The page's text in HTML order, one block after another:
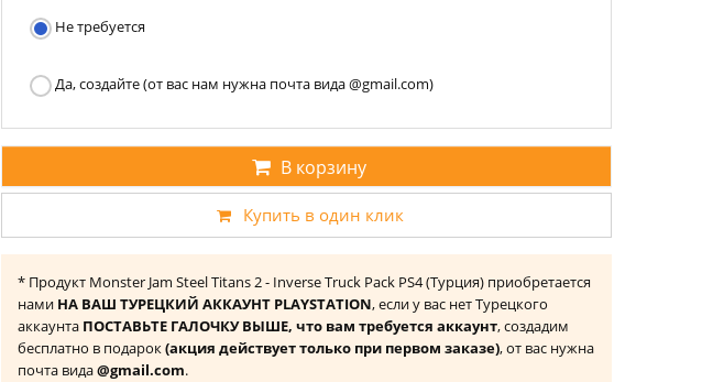
Не требуется
Да, создайте (от вас нам нужна почта вида @gmail.com)
В корзину
Купить в один клик
* Продукт Monster Jam Steel Titans 2 - Inverse Truck Pack PS4 (Турция) приобретается
нами НА ВАШ ТУРЕЦКИЙ АККАУНТ PLAYSTATION, если у вас нет Турецкого
аккаунта ПОСТАВЬТЕ ГАЛОЧКУ ВЫШЕ, что вам требуется аккаунт, создадим
бесплатно в подарок(акция действует только при первом заказе), от вас нужна
почта вида@gmail.com.